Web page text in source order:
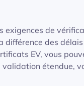
exigences de
différence des
EV, vous
étendue,